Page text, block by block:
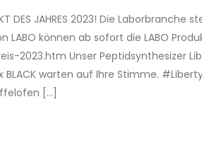
DES JAHRES 2023! Die
LABO können ab sofort die LABO
2023.htm Unser Peptidsynthesizer
warten auf Ihre Stimme.
[…]